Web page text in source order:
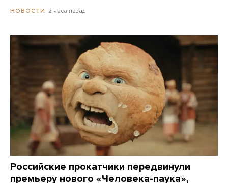
НОВОСТИ 2 часа назад
Российские прокатчики передвинули
премьеру нового «Человека-паука»,